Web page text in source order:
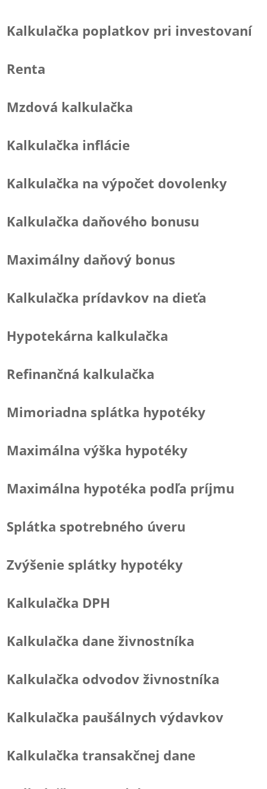
Kalkulačka poplatkov pri investovaní
Renta
Mzdová kalkulačka
Kalkulačka inflácie
Kalkulačka na výpočet dovolenky
Kalkulačka daňového bonusu
Maximálny daňový bonus
Kalkulačka prídavkov na dieťa
Hypotekárna kalkulačka
Refinančná kalkulačka
Mimoriadna splátka hypotéky
Maximálna výška hypotéky
Maximálna hypotéka podľa príjmu
Splátka spotrebného úveru
Zvýšenie splátky hypotéky
Kalkulačka DPH
Kalkulačka dane živnostníka
Kalkulačka odvodov živnostníka
Kalkulačka paušálnych výdavkov
Kalkulačka transakčnej dane